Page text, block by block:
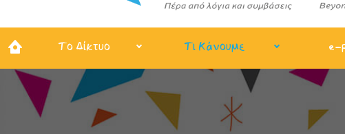
Το Δίκτυο Τι Κάνουμε e-